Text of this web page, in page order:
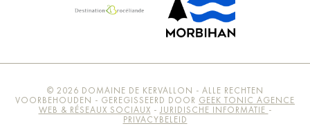
© 2026 DOMAINE DE KERVALLON - ALLE RECHTEN
VOORBEHOUDEN - GEREGISSEERD DOOR GEEK TONIC AGENCE
WEB & RÉSEAUX SOCIAUX - JURIDISCHE INFORMATIE -
PRIVACYBELEID